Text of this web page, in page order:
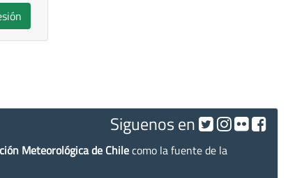
Siguenos en
Meteorológica de Chilecomo la fuente de la